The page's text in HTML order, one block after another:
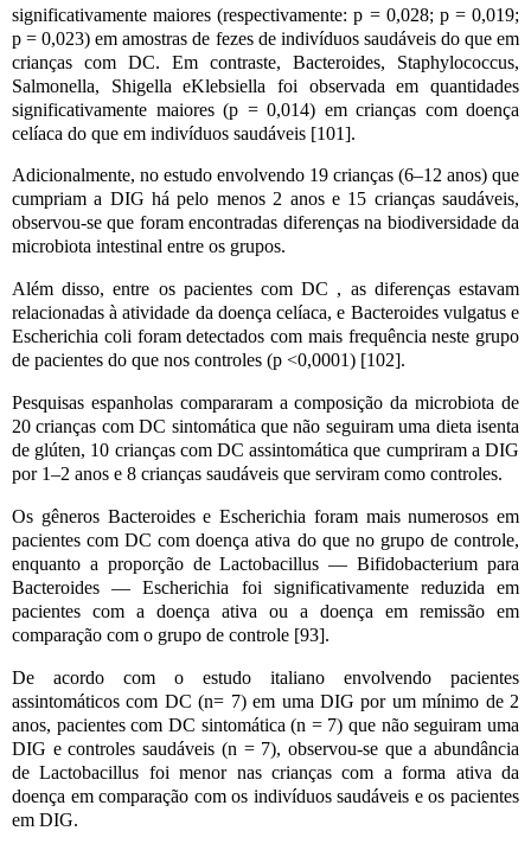
significativamente maiores (respectivamente: p = 0,028; p = 0,019;
p = 0,023) em amostras de fezes de indivíduos saudáveis ​​do que em
crianças com DC. Em contraste, Bacteroides, Staphylococcus,
Salmonella, Shigella eKlebsiella foi observada em quantidades
significativamente maiores (p = 0,014) em crianças com doença
celíaca do que em indivíduos saudáveis ​​[101].
Adicionalmente, no estudo envolvendo 19 crianças (6–12 anos) que
cumpriam a DIG há pelo menos 2 anos e 15 crianças saudáveis,
observou-se que foram encontradas diferenças na biodiversidade da
microbiota intestinal entre os grupos.
Além disso, entre os pacientes com DC , as diferenças estavam
relacionadas à atividade da doença celíaca, e Bacteroides vulgatus e
Escherichia coli foram detectados com mais frequência neste grupo
de pacientes do que nos controles (p <0,0001) [102].
Pesquisas espanholas compararam a composição da microbiota de
20 crianças com DC sintomática que não seguiram uma dieta isenta
de glúten, 10 crianças com DC assintomática que cumpriram a DIG
por 1–2 anos e 8 crianças saudáveis ​​que serviram como controles.
Os gêneros Bacteroides e Escherichia foram mais numerosos em
pacientes com DC com doença ativa do que no grupo de controle,
enquanto a proporção de Lactobacillus — Bifidobacterium para
Bacteroides — Escherichia foi significativamente reduzida em
pacientes com a doença ativa ou a doença em remissão em
comparação com o grupo de controle [93].
De acordo com o estudo italiano envolvendo pacientes
assintomáticos com DC (n= 7) em uma DIG por um mínimo de 2
anos, pacientes com DC sintomática (n = 7) que não seguiram uma
DIG e controles saudáveis ​​(n = 7), observou-se que a abundância
de Lactobacillus foi menor nas crianças com a forma ativa da
doença em comparação com os indivíduos saudáveis ​​e os pacientes
em DIG.